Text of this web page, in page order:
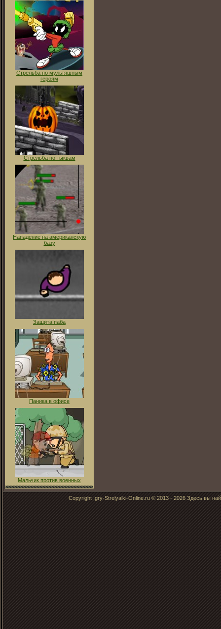
Стрельба по мультяшным
героям
Стрельба по тыквам
Нападение на американскую
базу
Защита паба
Паника в офисе
Мальчик против военных
Copyright Igry-Strelyalki-Online.ru © 2013 - 2026 Здесь вы